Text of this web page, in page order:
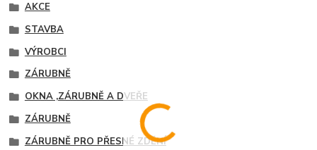
AKCE
STAVBA
VÝROBCI
ZÁRUBNĚ
OKNA ,ZÁRUBNĚ A DVEŘE
ZÁRUBNĚ
ZÁRUBNĚ PRO PŘESNÉ ZDĚNÍ